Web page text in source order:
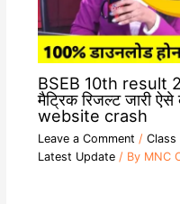
BSEB 10th result
मैट्रिक रिजल्ट जारी
website crash
Leave a Comment / Class
Latest Update/ By MNC